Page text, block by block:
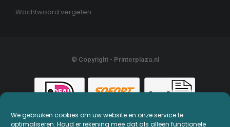
We gebruiken cookies om uw website en onze service te
optimaliseren. Houd er rekening mee dat als alleen functionele
Wachtwoord vergeten
© Copyright - Printerplaza.nl